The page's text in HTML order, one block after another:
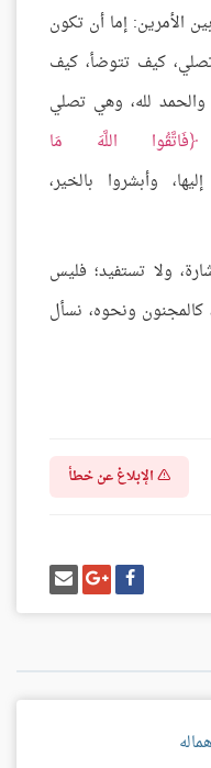
الأمرين: إما أن تكون
تصلي، كيف تتوضأ، كيف
والحمد لله، وهي تصلي
فَاتَّقُوا اللَّهَ مَا
إليها، وأبشروا بالخير،
ولا تستفيد؛ فليس
ونحوه، نسأل
الإبلاغ عن خطأ
شارك
على
فيسبوك
شارك
على
غوغل
بلس
إرسل
إيميل